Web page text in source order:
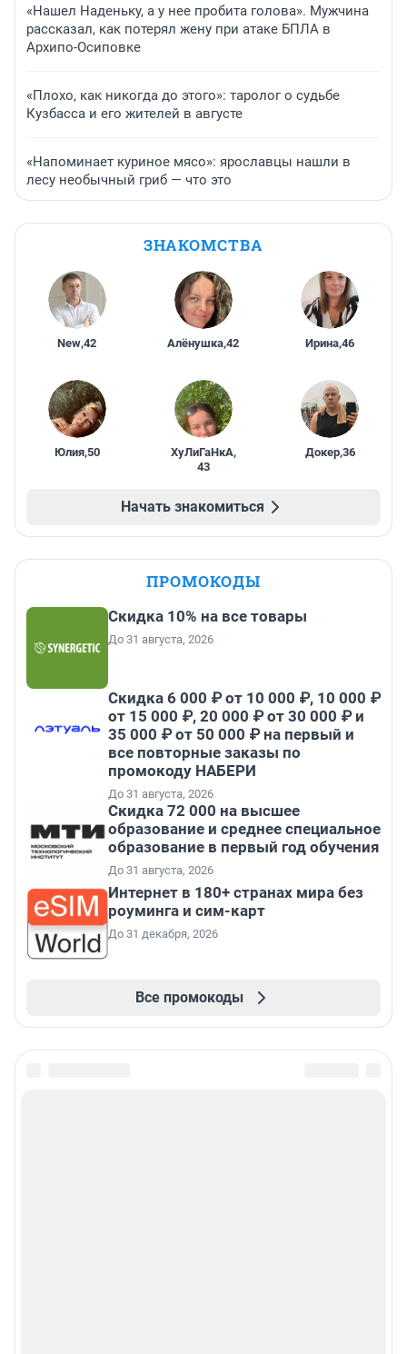
«Нашел Наденьку, а у нее пробита голова». Мужчина
рассказал, как потерял жену при атаке БПЛА в
Архипо-Осиповке
«Плохо, как никогда до этого»: таролог о судьбе
Кузбасса и его жителей в августе
«Напоминает куриное мясо»: ярославцы нашли в
лесу необычный гриб — что это
ЗНАКОМСТВА
New,42 Алёнушка,42 Ирина,46
Юлия,50 ХуЛиГаНкА,
43
Докер,36
Начать знакомиться
ПРОМОКОДЫ
Скидка 10% на все товары
До 31 августа, 2026
Скидка 6 000 ₽ от 10 000 ₽, 10 000 ₽
от 15 000 ₽, 20 000 ₽ от 30 000 ₽ и
35 000 ₽ от 50 000 ₽ на первый и
все повторные заказы по
промокоду НАБЕРИ
До 31 августа, 2026
Скидка 72 000 на высшее
образование и среднее специальное
образование в первый год обучения
До 31 августа, 2026
Интернет в 180+ странах мира без
роуминга и сим-карт
До 31 декабря, 2026
Все промокоды